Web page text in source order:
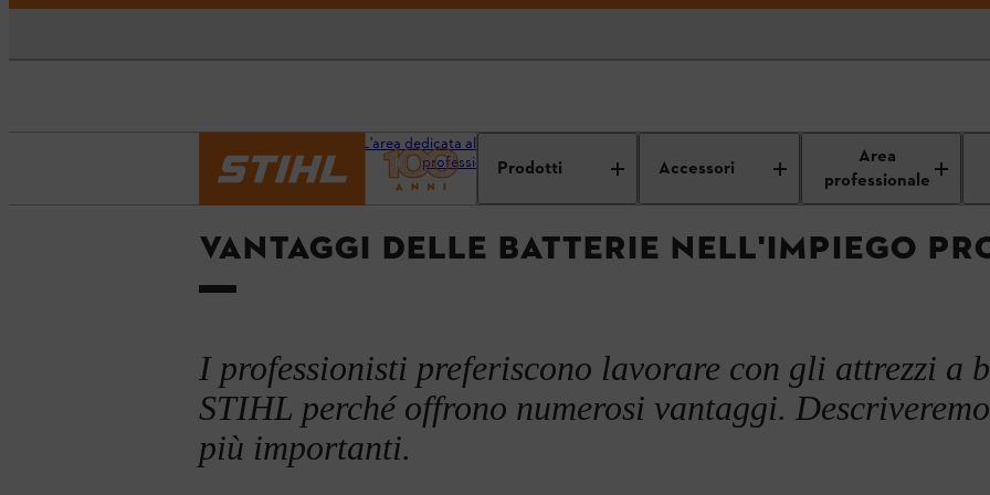
Prodotti Accessori
Area
professionale
iniziale
L'area dedicata alle soluzioni per
professionisti
professionisti
VANTAGGI DELLE BATTERIE NELL'IMPIEGO
I professionisti preferiscono lavorare con gli attrezzi a
STIHL perché offrono numerosi vantaggi.
più importanti.